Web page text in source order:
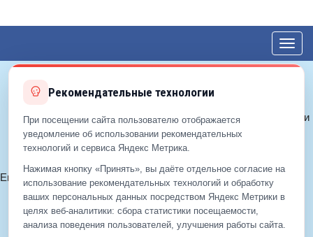
© 2012—2026 ЕДС-Королёв
Политика конфиденциальности
Политика cookie
Согласие на обработку ПДн
Email: info@eds-korolev.ru
+7 (499) 929-99-99
+7 (495)512-00-11
Рекомендательные технологии
При посещении сайта пользователю отображается
уведомление об использовании рекомендательных
технологий и сервиса Яндекс Метрика.
Нажимая кнопку «Принять», вы даёте отдельное согласие на
использование рекомендательных технологий и обработку
ваших персональных данных посредством Яндекс Метрики в
целях веб‑аналитики: сбора статистики посещаемости,
анализа поведения пользователей, улучшения работы сайта.